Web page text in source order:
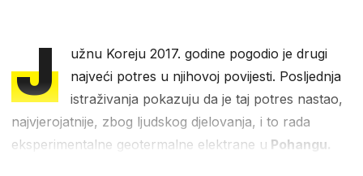
J
užnu Koreju 2017. godine pogodio je drugi
najveći potres u njihovoj povijesti. Posljednja
istraživanja pokazuju da je taj potres nastao,
najvjerojatnije, zbog ljudskog djelovanja, i to rada
eksperimentalne geotermalne elektrane u Pohangu.